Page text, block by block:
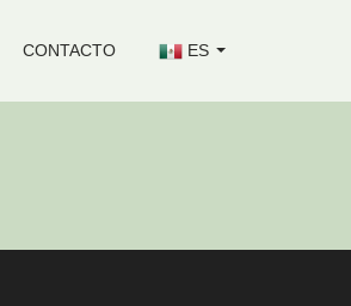
CONTACTO ES